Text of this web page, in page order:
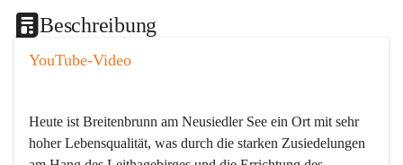
Beschreibung
YouTube-Video
Heute ist Breitenbrunn am Neusiedler See ein Ort mit sehr
hoher Lebensqualität, was durch die starken Zusiedelungen